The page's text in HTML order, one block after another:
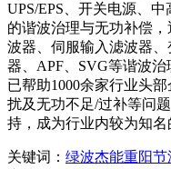
UPS/EPS、开关电源、
的谐波治理与无功补偿
波器、伺服输入滤波器
器、APF、SVG等谐波治
已帮助1000余家行业头
扰及无功不足/过补等问
持，成为行业内较为知名
关键词： 绿波杰能重阳节